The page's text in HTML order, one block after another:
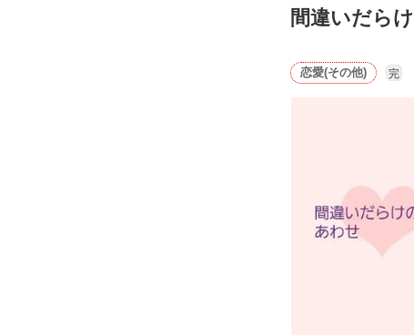
間違いだら
恋愛(その他) 完